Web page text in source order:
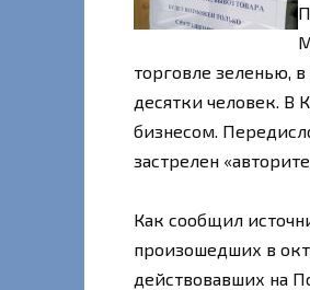
торговле зеленью,
десятки человек. В
бизнесом.
застрелен
Как сообщил
произошедших в
действовавших на